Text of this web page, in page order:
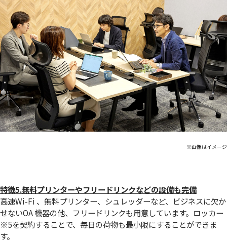
※画像はイメージ
特徴5.無料プリンターやフリードリンクなどの設備も完備
高速Wi-Fi 、無料プリンター、シュレッダーなど、ビジネスに欠か
せないOA 機器の他、フリードリンクも用意しています。ロッカー
※5を契約することで、毎日の荷物も最小限にすることができま
す。